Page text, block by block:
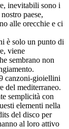
inevitabili sono i
paese,
alle orecchie e ci
è solo un punto di
viene
sembrano non
canzoni-gioiellini
del mediterraneo.
semplicità con
elementi nella
del disco per
al loro attivo